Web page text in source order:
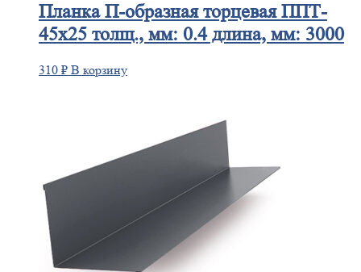
ПланкаП-образная торцевая ППТ-
45х25 толщ., мм: 0.4 длина, мм: 3000
310 ₽ В корзину